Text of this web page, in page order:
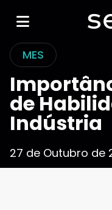
MES
de
Indústria
27 de Outubro de